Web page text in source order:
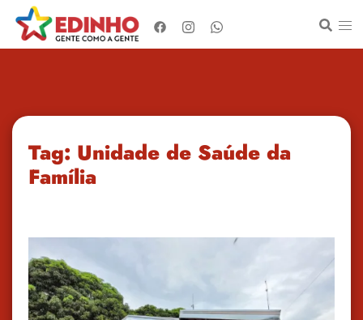
para
o
Tag: Unidade de Saúde da
Família